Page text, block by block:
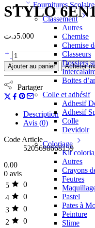
Fournitures
Classement
Autres
Chemise
Chemise
Classeurs
Dossiers
Boites
Colle et adhésif
Adhesif
Adhesif
Colle
Devidoir
Coloriage
Kit
Autres
Crayons
Feutres
Pastel
Pates à
Peinture
Slime
STYLO
5.000د.ت
Ajouter au panier Acheter
Partager
Description
Avis (0)
Code Article
5205698668159
0.00
0 avis
5
0
4
0
3
0
2
0